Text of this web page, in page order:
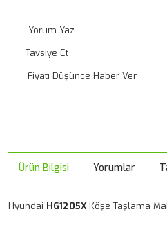
Yorum Yaz
Tavsiye Et
Fiyatı Düşünce Haber Ver
Ürün Bilgisi Yorumlar
Hyundai HG1205XKöşe Taşlama